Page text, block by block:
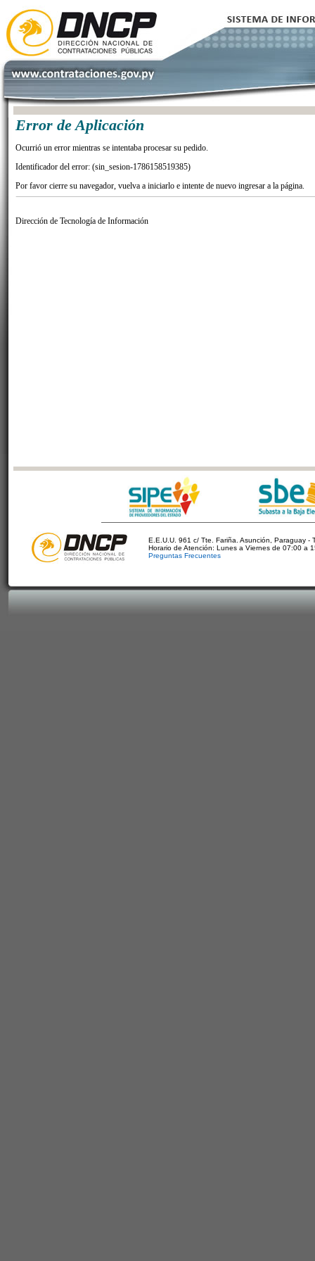
Error de Aplicación
Ocurrió un error mientras se intentaba procesar su pedido.
Identificador del error: (sin_sesion-1786158519385)
Por favor cierre su navegador, vuelva a iniciarlo e intente de nuevo ingresar a la página.
Dirección de Tecnología de Información
E.E.U.U. 961 c/ Tte. Fariña. Asunción, Paraguay -
Horario de Atención: Lunes a Viernes de 07:00 a
Preguntas Frecuentes